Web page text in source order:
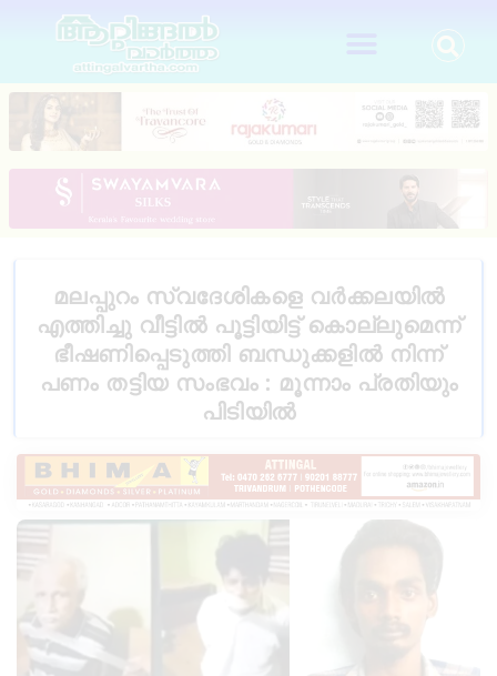
മലപ്പുറം സ്വദേശികളെ വർക്കലയിൽ
എത്തിച്ചു വീട്ടിൽ പൂട്ടിയിട്ട് കൊല്ലുമെന്ന്
ഭീഷണിപ്പെടുത്തി ബന്ധുക്കളിൽ നിന്ന്
പണം തട്ടിയ സംഭവം : മൂന്നാം പ്രതിയും
പിടിയിൽ